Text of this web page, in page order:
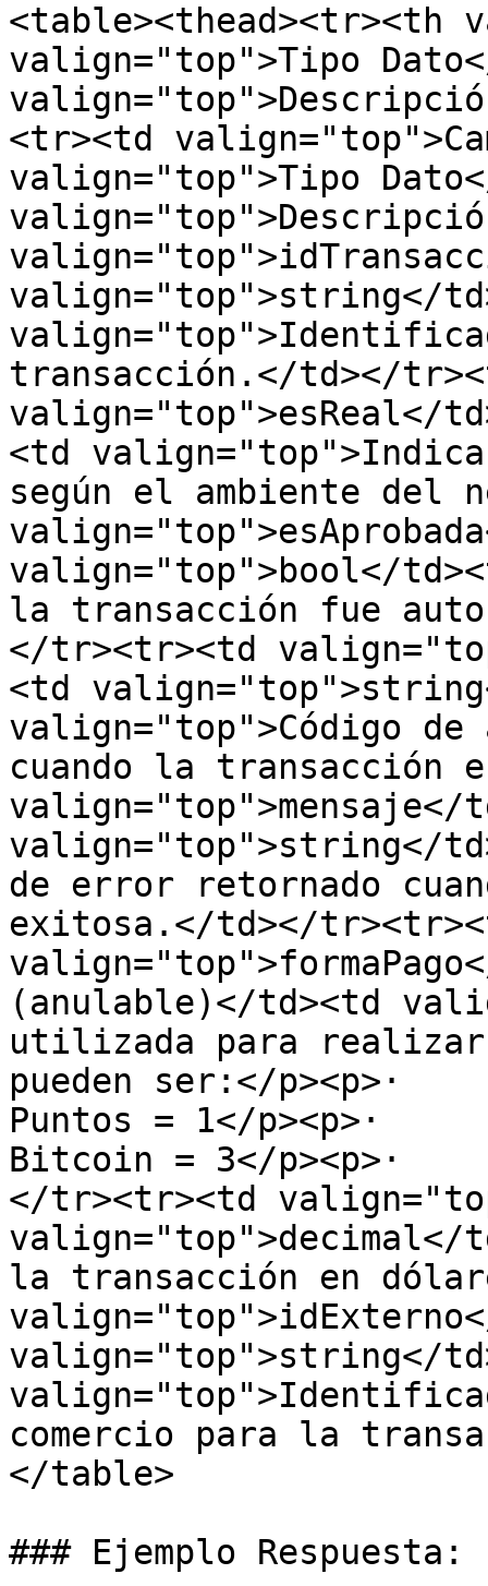
<table><thead><tr><th
valign="top">Tipo
<tr><td
valign="top">Tipo
valign="top">string</
transacción.</td></
valign="top">esReal</
<td
según el ambiente del
valign="top">bool</
la transacción fue
</tr><tr><td
<td
valign="top">Código
cuando la transacción
valign="top">mensaje</
valign="top">string</
de error retornado
exitosa.</td></
(anulable)</td><td
utilizada para realizar
pueden ser:</p><p>·
Puntos = 1</p><p>·
Bitcoin = 3</p><p>·
</tr><tr><td
valign="top">decimal</
la transacción en
valign="top">string</
comercio para la
</table>
### Ejemplo Respuesta: